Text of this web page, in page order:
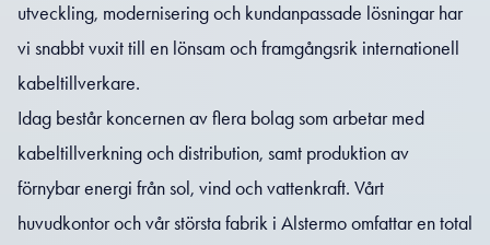
utveckling, modernisering och kundanpassade lösningar har
vi snabbt vuxit till en lönsam och framgångsrik internationell
kabeltillverkare.
Idag består koncernen av flera bolag som arbetar med
kabeltillverkning och distribution, samt produktion av
förnybar energi från sol, vind och vattenkraft. Vårt
huvudkontor och vår största fabrik i Alstermo omfattar en total